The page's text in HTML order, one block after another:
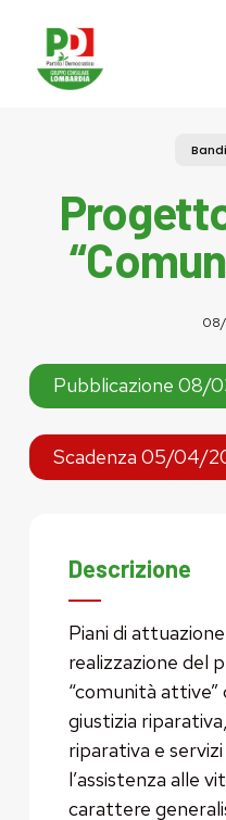
content
Pubblicazione 08/
Scadenza 05/04/
Descrizione
Piani di
realizzazione del
“comunità
giustizia
riparativa e
l’assistenza alle
carattere